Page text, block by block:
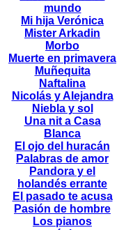
mundo
Mi hija Verónica
Mister Arkadin
Morbo
Muerte en primavera
Muñequita
Naftalina
Nicolás y Alejandra
Niebla y sol
Una nit a Casa
Blanca
El ojo del huracán
Palabras de amor
Pandora y el
holandés errante
El pasado te acusa
Pasión de hombre
Los pianos